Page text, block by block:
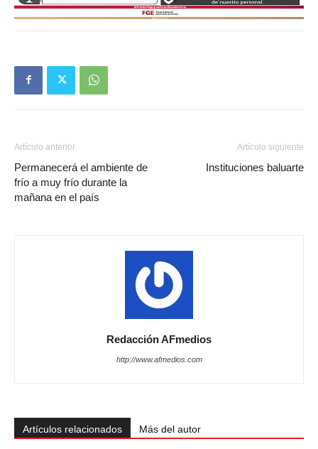
Artículo anterior
Permanecerá el ambiente de
frío a muy frío durante la
mañana en el país
Artículo siguiente
Instituciones baluarte
Redacción AFmedios
http://www.afmedios.com
Artículos relacionados Más del autor